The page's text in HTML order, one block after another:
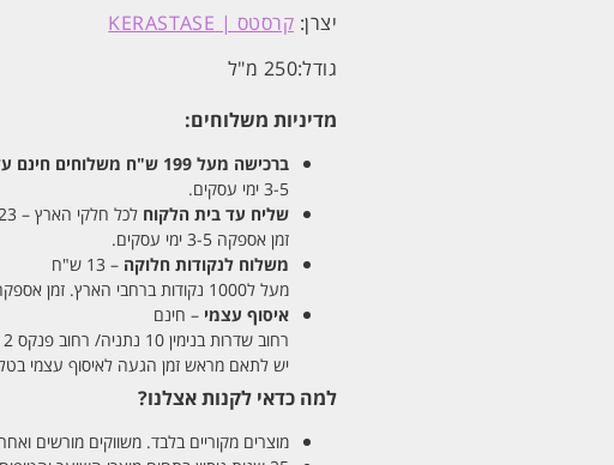
יצרן: קרסטס | KERASTASE
גודל:250 מ"ל
מדיניות משלוחים:
ברכישה מעל 199 ש"ח משלוחים חינם
3-5 ימי עסקים.
שליח עד בית הלקוח לכל חלקי הארץ – 23 ש"ח
זמן אספקה 3-5 ימי עסקים.
משלוח לנקודות חלוקה – 13 ש"ח
מעל ל1000 נקודות ברחבי הארץ. זמן אספקה 5-8 ימי עסקים.
איסוף עצמי – חינם
רחוב שדרות בנימין 10 נתניה/ רחוב פנקס 12 נתניה – לבחירתכם
יש לתאם מראש זמן הגעה לאיסוף עצמי בטלפון 09-
למה כדאי לקנות אצלנו?
מוצרים מקוריים בלבד. משווקים מורשים